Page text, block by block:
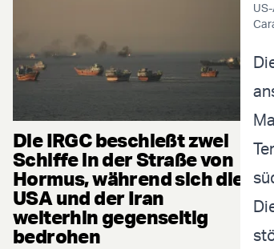
Die IRGC beschießt zwei
Schiffe in der Straße von
Hormus, während sich die
USA und der Iran
weiterhin gegenseitig
bedrohen